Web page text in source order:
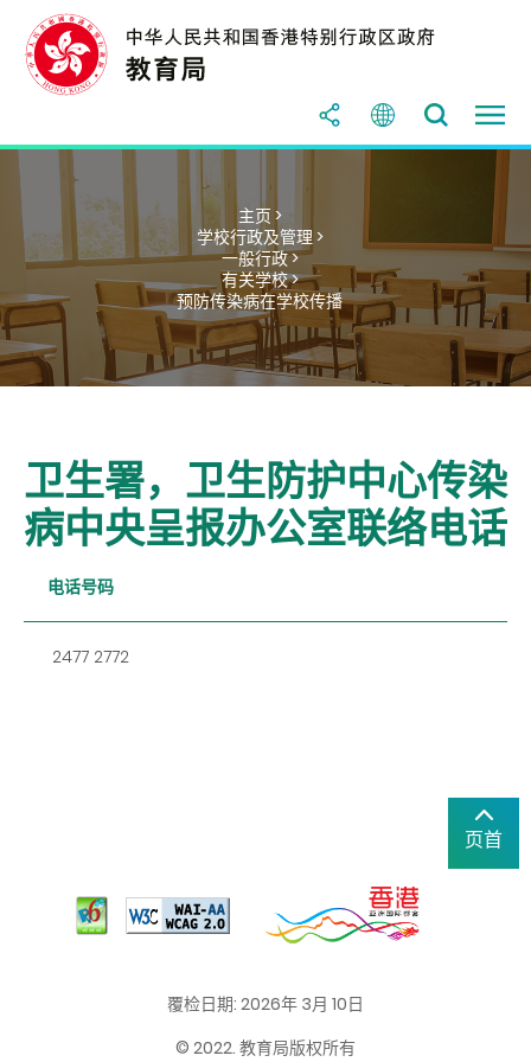
主页 >
学校行政及管理 >
一般行政 >
有关学校 >
预防传染病在学校传播
卫生署，卫生防护中心传染
病中央呈报办公室联络电话
电话号码
2477 2772
页首
覆检日期: 2026年 3月 10日
© 2022. 教育局版权所有